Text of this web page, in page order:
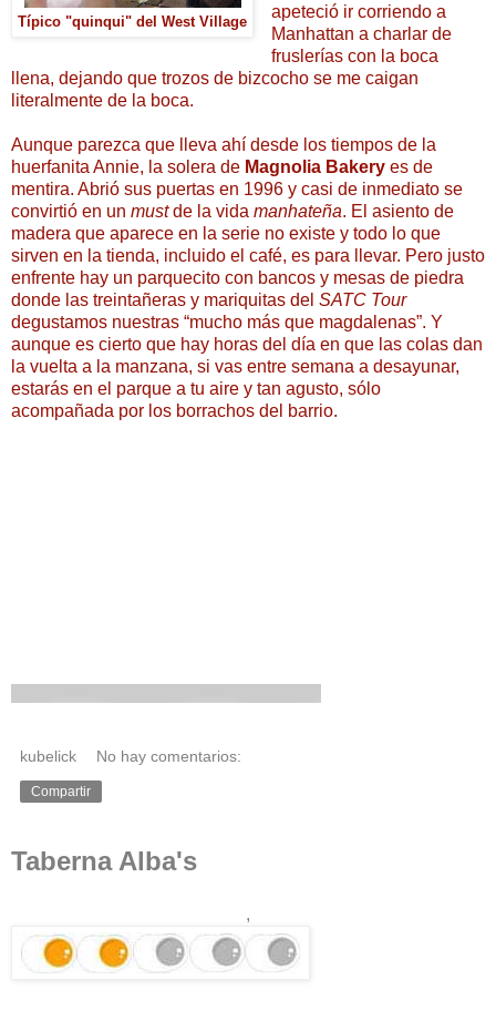
Típico "quinqui" del West Village
apeteció ir corriendo a
Manhattan a charlar de
fruslerías con la boca
llena, dejando que trozos de bizcocho se me caigan
literalmente de la boca.
Aunque parezca que lleva ahí desde los tiempos de la
huerfanita Annie, la solera de Magnolia Bakery es de
mentira. Abrió sus puertas en 1996 y casi de inmediato se
convirtió en un mustde la vida manhateña. El asiento de
madera que aparece en la serie no existe y todo lo que
sirven en la tienda, incluido el café, es para llevar. Pero justo
enfrente hay un parquecito con bancos y mesas de piedra
donde las treintañeras y mariquitas del SATC Tour
degustamos nuestras “mucho más que magdalenas”. Y
aunque es cierto que hay horas del día en que las colas dan
la vuelta a la manzana, si vas entre semana a desayunar,
estarás en el parque a tu aire y tan agusto, sólo
acompañada por los borrachos del barrio.
kubelick No hay comentarios:
Compartir
Taberna Alba's
,